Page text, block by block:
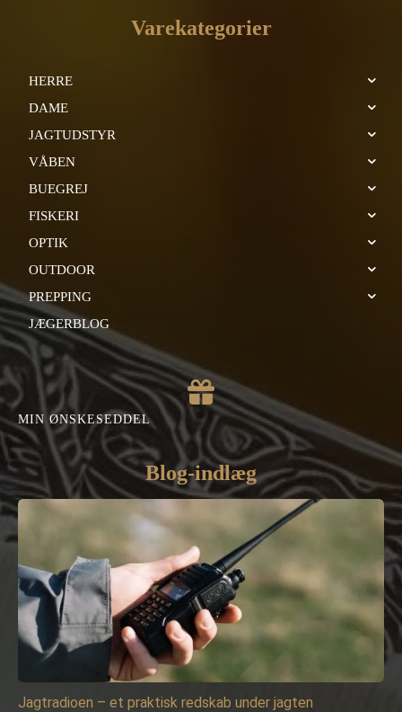
Varekategorier
HERRE
DAME
JAGTUDSTYR
VÅBEN
BUEGREJ
FISKERI
OPTIK
OUTDOOR
PREPPING
JÆGERBLOG
MIN ØNSKESEDDEL
Blog-indlæg
Jagtradioen – et praktisk redskab under jagten